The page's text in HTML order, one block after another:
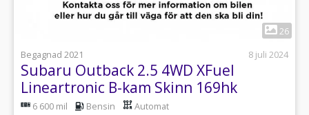
26
Begagnad 2021
8 juli 2024
Subaru Outback 2.5 4WD XFuel
Lineartronic B-kam Skinn 169hk
6 600 mil Bensin Automat